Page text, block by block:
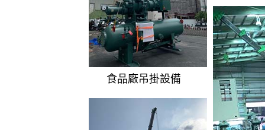
食品廠吊掛設備